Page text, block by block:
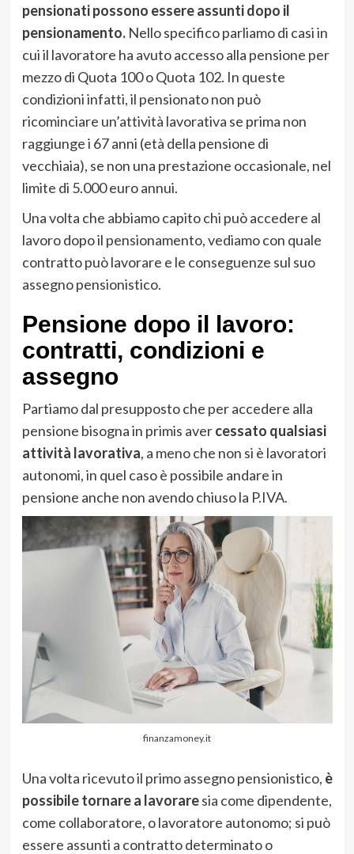
pensionati possono essere assunti dopo il
pensionamento.Nello specifico parliamo di casi in
cui il lavoratore ha avuto accesso alla pensione per
mezzo di Quota 100 o Quota 102. In queste
condizioni infatti, il pensionato non può
ricominciare un’attività lavorativa se prima non
raggiunge i 67 anni (età della pensione di
vecchiaia), se non una prestazione occasionale, nel
limite di 5.000 euro annui.
Una volta che abbiamo capito chi può accedere al
lavoro dopo il pensionamento, vediamo con quale
contratto può lavorare e le conseguenze sul suo
assegno pensionistico.
Pensione dopo il lavoro:
contratti, condizioni e
assegno
Partiamo dal presupposto che per accedere alla
pensione bisogna in primis avercessato qualsiasi
attività lavorativa, a meno che non si è lavoratori
autonomi, in quel caso è possibile andare in
pensione anche non avendo chiuso la P.IVA.
finanzamoney.it
Una volta ricevuto il primo assegno pensionistico, è
possibile tornare a lavoraresia come dipendente,
come collaboratore, o lavoratore autonomo; si può
essere assunti a contratto determinato o